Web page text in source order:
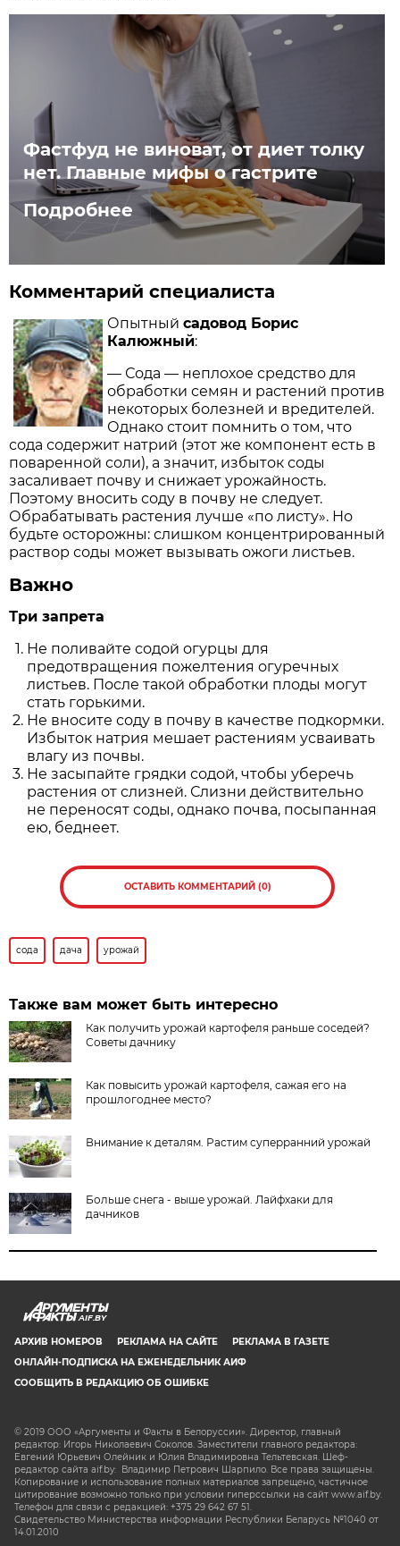
Фастфуд не виноват, от диет толку
нет. Главные мифы о гастрите
Подробнее
Комментарий специалиста
Опытныйсадовод Борис
Калюжный:
— Сода — неплохое средство для
обработки семян и растений против
некоторых болезней и вредителей.
Однако стоит помнить о том, что
сода содержит натрий (этот же компонент есть в
поваренной соли), а значит, избыток соды
засаливает почву и снижает урожайность.
Поэтому вносить соду в почву не следует.
Обрабатывать растения лучше «по листу». Но
будьте осторожны: слишком концентрированный
раствор соды может вызывать ожоги листьев.
Важно
Три запрета
Не поливайте содой огурцы для
предотвращения пожелтения огуречных
листьев. После такой обработки плоды могут
стать горькими.
Не вносите соду в почву в качестве подкормки.
Избыток натрия мешает растениям усваивать
влагу из почвы.
Не засыпайте грядки содой, чтобы уберечь
растения от слизней. Слизни действительно
не переносят соды, однако почва, посыпанная
ею, беднеет.
ОСТАВИТЬ КОММЕНТАРИЙ (0)
сода дача урожай
Также вам может быть интересно
Как получить урожай картофеля раньше соседей?
Советы дачнику
Как повысить урожай картофеля, сажая его на
прошлогоднее место?
Внимание к деталям. Растим суперранний урожай
Больше снега - выше урожай. Лайфхаки для
дачников
AIF.BY
АРХИВ НОМЕРОВ РЕКЛАМА НА САЙТЕ
РЕКЛАМА В ГАЗЕТЕ
ОНЛАЙН-ПОДПИСКА НА ЕЖЕНЕДЕЛЬНИК АИФ
СООБЩИТЬ В РЕДАКЦИЮ ОБ ОШИБКЕ
© 2019 ООО «Аргументы и Факты в Белоруссии». Директор, главный
редактор: Игорь Николаевич Соколов. Заместители главного редактора:
Евгений Юрьевич Олейник и Юлия Владимировна Тельтевская. Шеф-
редактор сайта aif.by: Владимир Петрович Шарпило. Все права защищены.
Копирование и использование полных материалов запрещено, частичное
цитирование возможно только при условии гиперссылки на сайт www.aif.by.
Телефон для связи с редакцией: +375 29 642 67 51.
Свидетельство Министерства информации Республики Беларусь №1040 от
14.01.2010